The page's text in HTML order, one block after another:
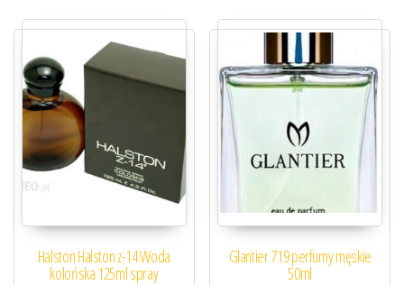
Halston Halston z-14 Woda
kolońska 125ml spray
Glantier 719 perfumy męskie
50ml